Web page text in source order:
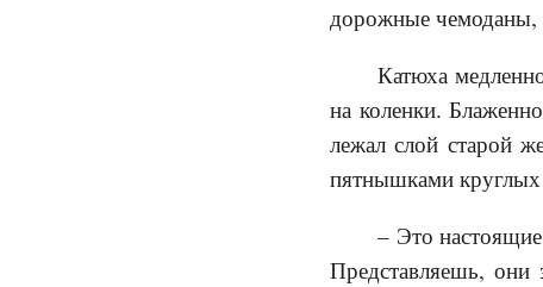
дорожные чемоданы,
Катюха
на коленки.
лежал слой старой
пятнышками круглых
– Это
Представляешь,